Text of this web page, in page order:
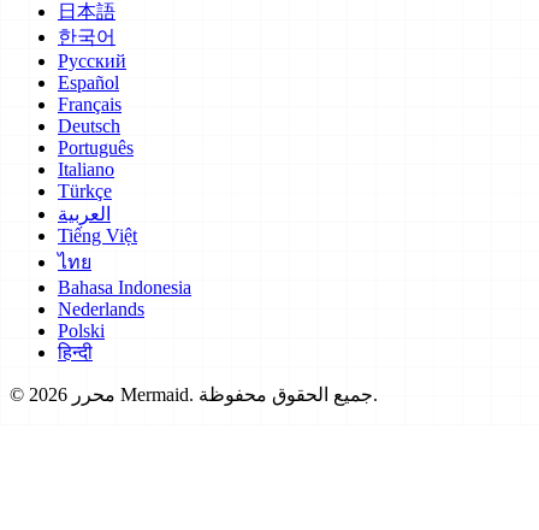
日本語
한국어
Русский
Español
Français
Deutsch
Português
Italiano
Türkçe
العربية
Tiếng Việt
ไทย
Bahasa Indonesia
Nederlands
Polski
हिन्दी
© 2026 محرر Mermaid. جميع الحقوق محفوظة.